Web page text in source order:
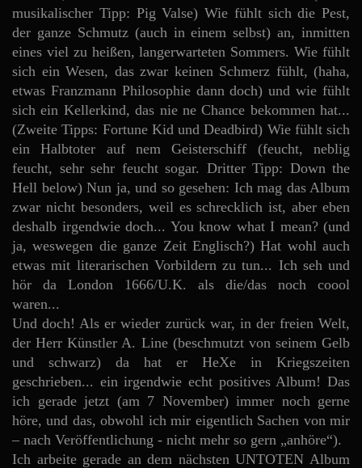
musikalischer Tipp: Pig Valse) Wie fühlt sich die Pest,
der ganze Schmutz (auch in einem selbst) an, inmitten
eines viel zu heißen, langerwarteten Sommers. Wie fühlt
sich ein Wesen, das zwar keinen Schmerz fühlt, (haha,
etwas Franzmann Philosophie dann doch) und wie fühlt
sich ein Kellerkind, das nie ne Chance bekommen hat...
(Zweite Tipps: Fortune Kid und Deadbird) Wie fühlt sich
ein Halbtoter auf nem Geisterschiff (feucht, neblig
feucht, sehr sehr feucht sogar. Dritter Tipp: Down the
Hell below) Nun ja, und so gesehen: Ich mag das Album
zwar nicht besonders, weil es schrecklich ist, aber eben
deshalb irgendwie doch... You know what I mean? (und
ja, weswegen die ganze Zeit Englisch?) Hat wohl auch
etwas mit literarischen Vorbildern zu tun... Ich seh und
hör da London 1666/U.K. als die/das noch coool
waren...
Und doch! Als er wieder zurück war, in der freien Welt,
der Herr Künstler A. Line (beschmutzt von seinem Gelb
und schwarz) da hat er HeXe in Kriegszeiten
geschrieben... ein irgendwie echt positives Album! Das
ich gerade jetzt (am 7 November) immer noch gerne
höre, und das, obwohl ich mir eigentlich Sachen von mir
– nach Veröffentlichung - nicht mehr so gern „anhöre“).
Ich arbeite gerade an dem nächsten UNTOTEN Album